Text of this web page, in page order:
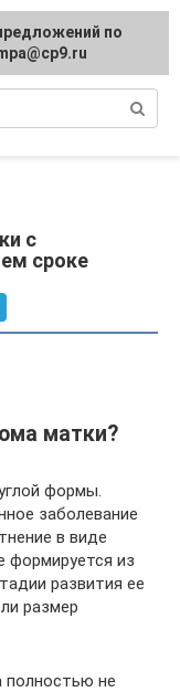
с
сроке
матки?
формы.
заболевание
в виде
формируется из
развития ее
размер
полностью не
по